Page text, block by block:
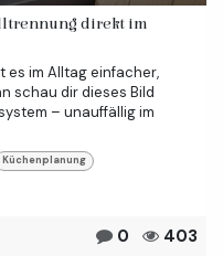
direkt im
es im Alltag einfacher,
schau dir dieses Bild
– unauffällig im
Küchenplanung
0 403